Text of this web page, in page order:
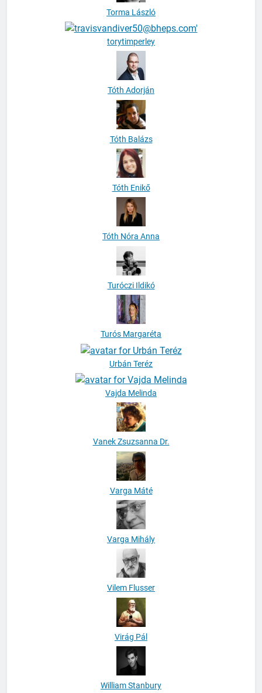
Torma László
torytimperley
Tóth Adorján
Tóth Balázs
Tóth Enikő
Tóth Nóra Anna
Turóczi Ildikó
Turós Margaréta
Urbán Teréz
Vajda Melinda
Vanek Zsuzsanna Dr.
Varga Máté
Varga Mihály
Vilem Flusser
Virág Pál
William Stanbury